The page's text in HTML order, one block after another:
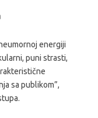
energiji
puni strasti,
sa publikom”,